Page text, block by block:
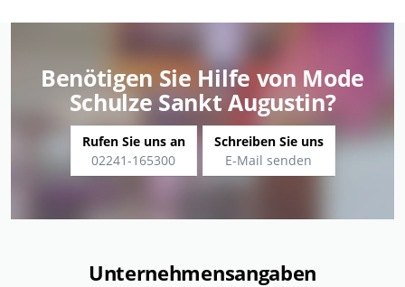
Benötigen Sie Hilfe von Mode
Schulze Sankt Augustin?
Rufen Sie uns an
02241-165300
Schreiben Sie uns
E-Mail senden
Unternehmensangaben